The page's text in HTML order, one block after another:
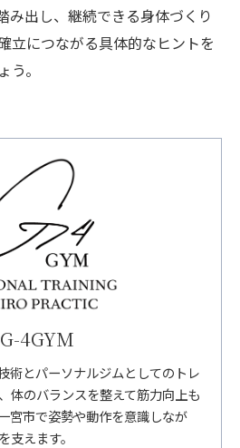
み出し、継続できる身体づくり
立につながる具体的なヒントを
。
G-4GYM
術とパーソナルジムとしてのトレ
体のバランスを整えて筋力向上も
宮市で姿勢や動作を意識しなが
支えます。